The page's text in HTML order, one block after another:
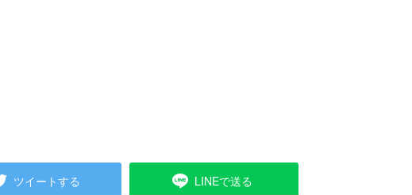
ツイートする LINEで送る